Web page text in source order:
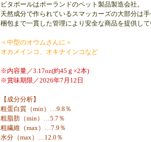
ビタポールはポーランドのペット製品製造会社。
天然成分で作られているスマッカーズの大部分は手
梱包まで一貫した管理により安全な商品を提供して
＜中型のオウムさんに＞
オカメインコ、オキナインコなど
※内容量／3.17oz(約45ｇ×2本)
※賞味期限／2026年7月12日
【成分分析】
粗蛋白質（min）…9.8％
粗脂肪（min）…5.7％
粗繊維（max）…7.9％
水分（max）…12.0％